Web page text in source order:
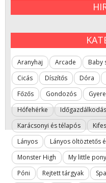
Aranyhaj Arcade Baby
Cicás
Díszítős Dóra
Főzős
Gondozós
Hófehérke
Karácsonyi és télapós
Lányos
Lányos öltöztetős
Monster High
My little pony
Póni
Rejtett tárgyak Spa